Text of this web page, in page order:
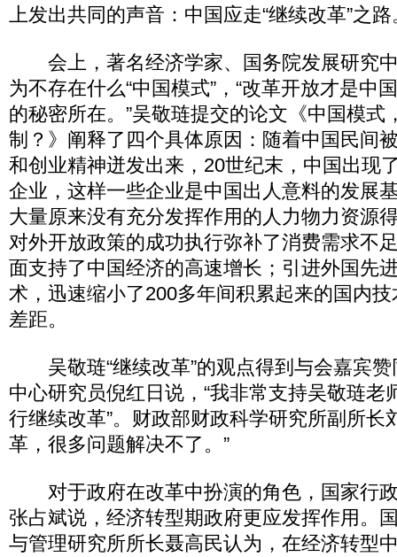
上发出共同的声音：中国应走“继续改革”之路
会上，著名经济学家、国务院发展研究
为不存在什么“中国模式”，“改革开放才是中
的秘密所在。”吴敬琏提交的论文《中国模式
制？》阐释了四个具体原因：随着中国民间
和创业精神迸发出来，20世纪末，中国出现
企业，这样一些企业是中国出人意料的发展
大量原来没有充分发挥作用的人力物力资源
对外开放政策的成功执行弥补了消费需求不
面支持了中国经济的高速增长；引进外国先
术，迅速缩小了200多年间积累起来的国内
差距。
吴敬琏“继续改革”的观点得到与会嘉宾赞
中心研究员倪红日说，“我非常支持吴敬琏老
行继续改革”。财政部财政科学研究所副所长
革，很多问题解决不了。”
对于政府在改革中扮演的角色，国家行
张占斌说，经济转型期政府更应发挥作用。
与管理研究所所长聂高民认为，在经济转型